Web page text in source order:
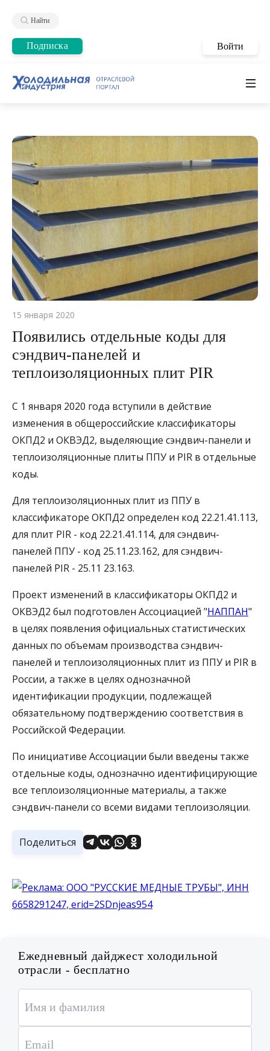
Найти
Подписка Войти
15 января 2020
Появились отдельные коды для
сэндвич-панелей и
теплоизоляционных плит PIR
С 1 января 2020 года вступили в действие
изменения в общероссийские классификаторы
ОКПД2 и ОКВЭД2, выделяющие сэндвич-панели и
теплоизоляционные плиты ППУ и PIR в отдельные
коды.
Для теплоизоляционных плит из ППУ в
классификаторе ОКПД2 определен код 22.21.41.113,
для плит PIR - код 22.21.41.114, для сэндвич-
панелей ППУ - код 25.11.23.162, для сэндвич-
панелей PIR - 25.11 23.163.
Проект изменений в классификаторы ОКПД2 и
ОКВЭД2 был подготовлен Ассоциацией "НАППАН"
в целях появления официальных статистических
данных по объемам производства сэндвич-
панелей и теплоизоляционных плит из ППУ и PIR в
России, а также в целях однозначной
идентификации продукции, подлежащей
обязательному подтверждению соответствия в
Российской Федерации.
По инициативе Ассоциации были введены также
отдельные коды, однозначно идентифицирующие
все теплоизоляционные материалы, а также
сэндвич-панели со всеми видами теплоизоляции.
Поделиться
Ежедневный дайджест холодильной
отрасли - бесплатно